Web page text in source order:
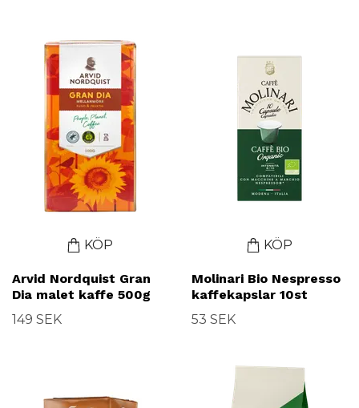
KÖP
Arvid Nordquist Gran
Dia malet kaffe 500g
149 SEK
KÖP
Molinari Bio Nespresso
kaffekapslar 10st
53 SEK